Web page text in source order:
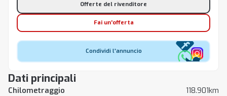
Dati principali
Chilometraggio
118.901km
Offerte del rivenditore
Fai un'offerta
Condividi l'annuncio